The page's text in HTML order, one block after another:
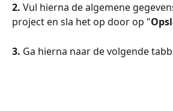
2. Vul hierna de algemene
project en sla het op door op "
3. Ga hierna naar de volgende